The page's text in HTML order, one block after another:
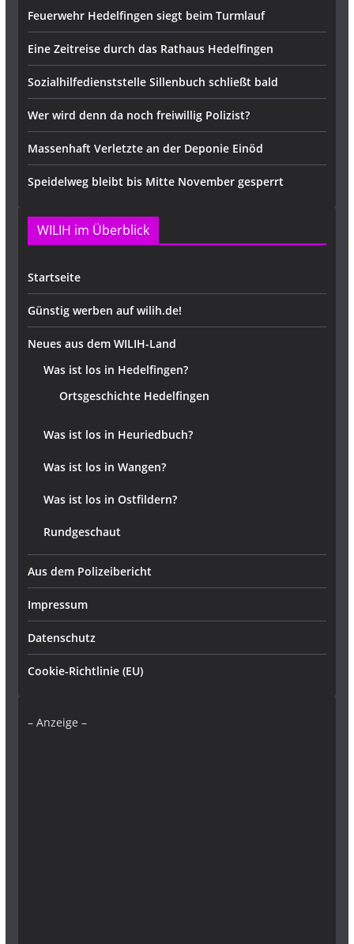
Feuerwehr Hedelfingen siegt beim Turmlauf
Eine Zeitreise durch das Rathaus Hedelfingen
Sozialhilfedienststelle Sillenbuch schließt bald
Wer wird denn da noch freiwillig Polizist?
Massenhaft Verletzte an der Deponie Einöd
Speidelweg bleibt bis Mitte November gesperrt
WILIH im Überblick
Startseite
Günstig werben auf wilih.de!
Neues aus dem WILIH-Land
Was ist los in Hedelfingen?
Ortsgeschichte Hedelfingen
Was ist los in Heuriedbuch?
Was ist los in Wangen?
Was ist los in Ostfildern?
Rundgeschaut
Aus dem Polizeibericht
Impressum
Datenschutz
Cookie-Richtlinie (EU)
– Anzeige –